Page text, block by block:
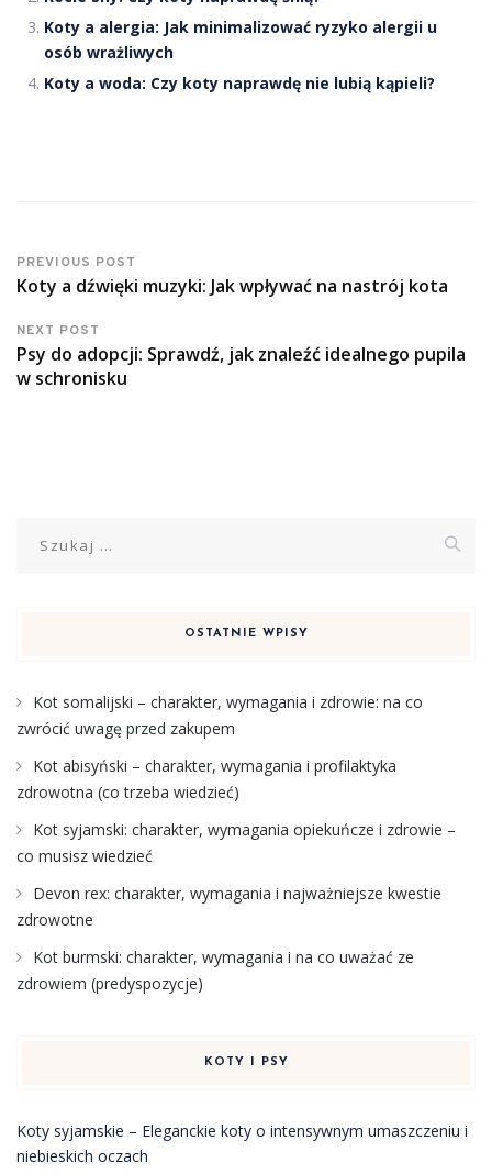
Koty a alergia: Jak minimalizować ryzyko alergii u
osób wrażliwych
Koty a woda: Czy koty naprawdę nie lubią kąpieli?
PREVIOUS POST
Koty a dźwięki muzyki: Jak wpływać na nastrój kota
NEXT POST
Psy do adopcji: Sprawdź, jak znaleźć idealnego pupila
w schronisku
OSTATNIE WPISY
Kot somalijski – charakter, wymagania i zdrowie: na co
zwrócić uwagę przed zakupem
Kot abisyński – charakter, wymagania i profilaktyka
zdrowotna (co trzeba wiedzieć)
Kot syjamski: charakter, wymagania opiekuńcze i zdrowie –
co musisz wiedzieć
Devon rex: charakter, wymagania i najważniejsze kwestie
zdrowotne
Kot burmski: charakter, wymagania i na co uważać ze
zdrowiem (predyspozycje)
KOTY I PSY
Koty syjamskie – Eleganckie koty o intensywnym umaszczeniu i
niebieskich oczach